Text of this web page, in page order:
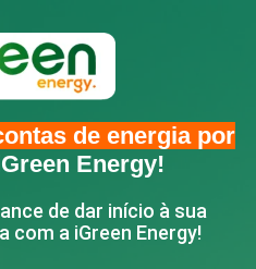
de energia por
Energy!
de dar início à sua
com a iGreen Energy!